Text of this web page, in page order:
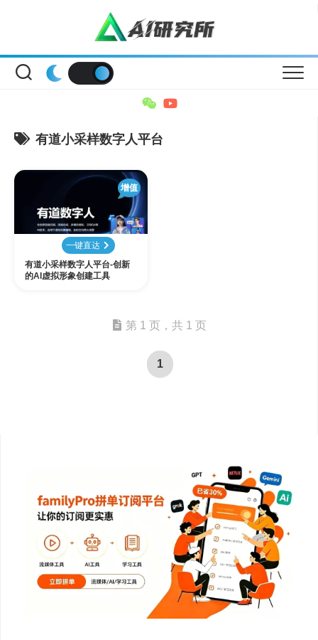
有道小采样数字人平台
增值
一键直达
有道小采样数字人平台-创新
的AI虚拟形象创建工具
第 1 页，共 1 页
1